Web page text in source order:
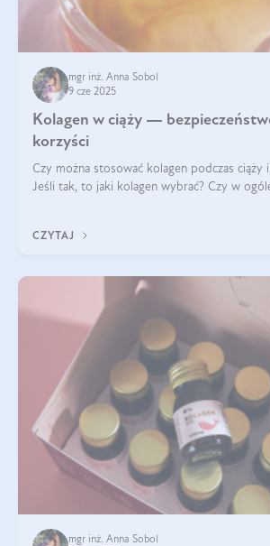
mgr inż. Anna Sobol
9 cze 2025
Kolagen w ciąży —
korzyści
Czy można stosować kolagen podczas ciąży
Jeśli tak, to jaki kolagen wybrać? Czy w
CZYTAJ
mgr inż. Anna Sobol